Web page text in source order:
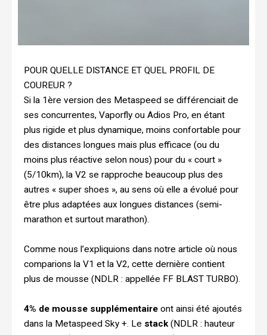
POUR QUELLE DISTANCE ET QUEL PROFIL DE
COUREUR ?
Si la 1ère version des Metaspeed se différenciait de
ses concurrentes, Vaporfly ou Adios Pro, en étant
plus rigide et plus dynamique, moins confortable pour
des distances longues mais plus efficace (ou du
moins plus réactive selon nous) pour du « court »
(5/10km), la V2 se rapproche beaucoup plus des
autres « super shoes », au sens où elle a évolué pour
être plus adaptées aux longues distances (semi-
marathon et surtout marathon).
Comme nous l’expliquions dans notre article où nous
comparions la V1 et la V2, cette dernière contient
plus de mousse (NDLR : appellée FF BLAST TURBO).
4% de mousse supplémentaire ont ainsi été ajoutés
dans la Metaspeed Sky +. Le stack(NDLR : hauteur